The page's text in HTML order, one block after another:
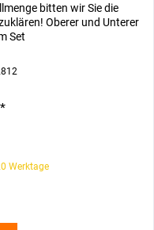
bitten wir Sie die
Oberer und Unterer
Set
Werktage